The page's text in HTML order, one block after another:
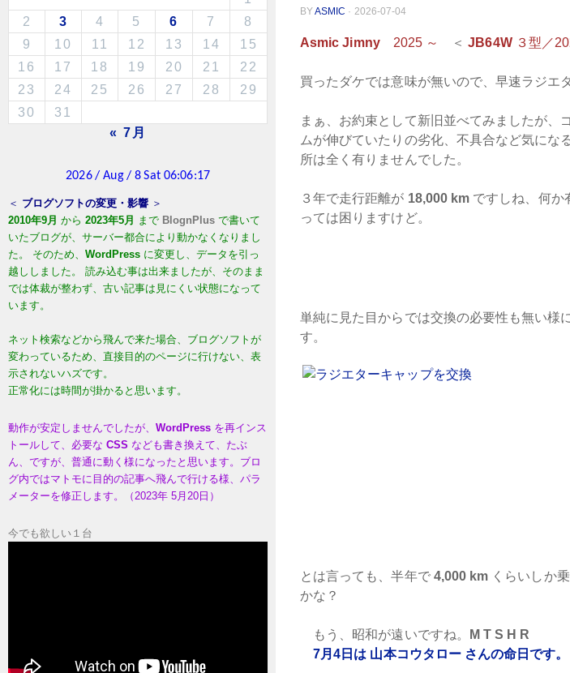
BYASMIC · 2026-07-04
Asmic Jimny2025 ～ ＜JB64W３型／
買ったダケでは意味が無いので、早速ラジエ
まぁ、お約束として新旧並べてみましたが、
ムが伸びていたりの劣化、不具合など気にな
所は全く有りませんでした。
３年で走行距離が 18,000 km ですしね、何か
っては困りますけど。
単純に見た目からでは交換の必要性も無い様
す。
とは言っても、半年で 4,000 km くらいしか
かな？
もう、昭和が遠いですね。
M T S H R
7月4日は 山本コウタロー さんの命日です。
2
3 4 5 6 7
8
9
10 11 12 13 14
15
16
17 18 19 20 21
22
23
24 25 26 27 28
29
30
31
« 7月
＜ ブログソフトの変更・影響 ＞
2010年9月 から 2023年5月 まで BlognPlus で書いて
いたブログが、サーバー都合により動かなくなりまし
た。 そのため、 WordPress に変更し、データを引っ
越ししました。 読み込む事は出来ましたが、そのまま
では体裁が整わず、古い記事は見にくい状態になって
います。
ネット検索などから飛んで来た場合、ブログソフトが
変わっているため、直接目的のページに行けない、表
示されないハズです。
正常化には時間が掛かると思います。
動作が安定しませんでしたが、 WordPress を再インス
トールして、必要な CSS なども書き換えて、たぶ
ん、ですが、普通に動く様になったと思います。ブロ
グ内ではマトモに目的の記事へ飛んで行ける様、パラ
メーターを修正します。（2023年 5月20日）
今でも欲しい１台